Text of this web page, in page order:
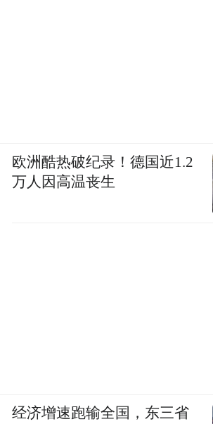
欧洲酷热破纪录！德国近1.2
万人因高温丧生
经济增速跑输全国，东三省